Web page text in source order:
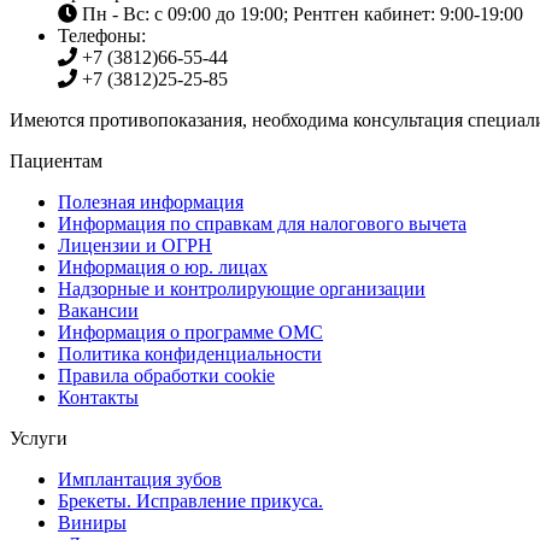
Пн - Вс: с 09:00 до 19:00; Рентген кабинет: 9:00-19:00
Телефоны:
+7 (3812)66-55-44
+7 (3812)25-25-85
Имеются противопоказания, необходима консультация
Пациентам
Полезная информация
Информация по справкам для налогового вычета
Лицензии и ОГРН
Информация о юр. лицах
Надзорные и контролирующие организации
Вакансии
Информация о программе ОМС
Политика конфиденциальности
Правила обработки cookie
Контакты
Услуги
Имплантация зубов
Брекеты. Исправление прикуса.
Виниры